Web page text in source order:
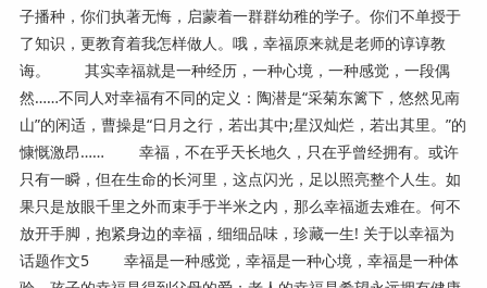
子播种，你们执著无悔，启蒙着一群群幼稚的学子。你们不单授于
了知识，更教育着我怎样做人。哦，幸福原来就是老师的谆谆教
诲。 其实幸福就是一种经历，一种心境，一种感觉，一段偶
然……不同人对幸福有不同的定义：陶潜是“采菊东篱下，悠然见南
山”的闲适，曹操是“日月之行，若出其中;星汉灿烂，若出其里。”的
慷慨激昂…… 幸福，不在乎天长地久，只在乎曾经拥有。或许
只有一瞬，但在生命的长河里，这点闪光，足以照亮整个人生。如
果只是放眼千里之外而束手于半米之内，那么幸福逝去难在。何不
放开手脚，抱紧身边的幸福，细细品味，珍藏一生! 关于以幸福为
话题作文5 幸福是一种感觉，幸福是一种心境，幸福是一种体